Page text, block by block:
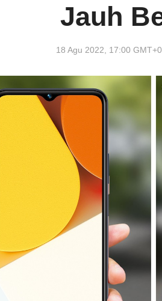
Jauh
18 Agu 2022, 17:00